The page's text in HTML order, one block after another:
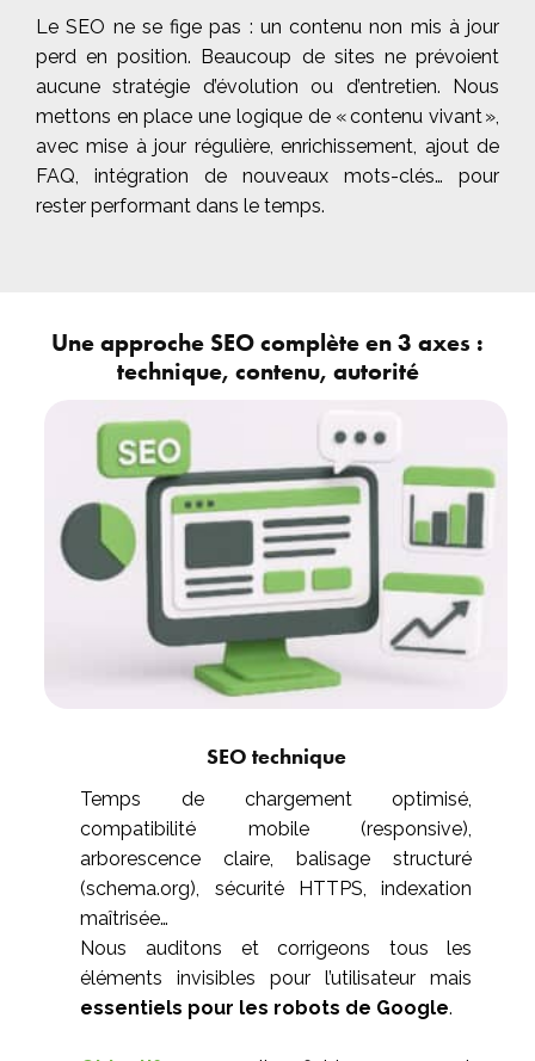
Le SEO ne se fige pas : un contenu non mis à jour
perd en position. Beaucoup de sites ne prévoient
aucune stratégie d’évolution ou d’entretien. Nous
mettons en place une logique de « contenu vivant »,
avec mise à jour régulière, enrichissement, ajout de
FAQ, intégration de nouveaux mots-clés… pour
rester performant dans le temps.
Une approche SEO complète en 3 axes :
technique, contenu, autorité
SEO technique
Temps de chargement optimisé,
compatibilité mobile (responsive),
arborescence claire, balisage structuré
(schema.org), sécurité HTTPS, indexation
maîtrisée…
Nous auditons et corrigeons tous les
éléments invisibles pour l’utilisateur mais
essentiels pour les robots de Google.